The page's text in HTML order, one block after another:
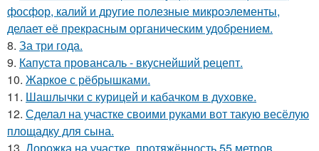
фосфор, калий и другие полезные микроэлементы,
делает её прекрасным органическим удобрением.
8. За три года.
9. Капуста провансаль - вкуснейший рецепт.
10. Жаркое с рёбрышками.
11. Шашлычки с курицей и кабачком в духовке.
12. Сделал на участке своими руками вот такую весёлую
площадку для сына.